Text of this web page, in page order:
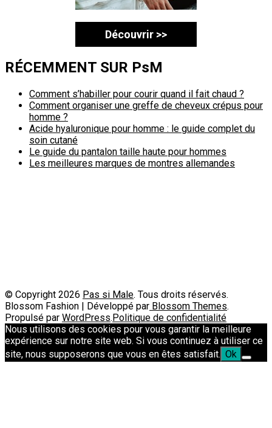
Découvrir >>
RÉCEMMENT SUR PsM
Comment s’habiller pour courir quand il fait chaud ?
Comment organiser une greffe de cheveux crépus pour
homme ?
Acide hyaluronique pour homme : le guide complet du
soin cutané
Le guide du pantalon taille haute pour hommes
Les meilleures marques de montres allemandes
© Copyright 2026 Pas si Male. Tous droits réservés.
Blossom Fashion | Développé par Blossom Themes.
Propulsé par WordPress.Politique de confidentialité
Nous utilisons des cookies pour vous garantir la meilleure
expérience sur notre site web. Si vous continuez à utiliser ce
site, nous supposerons que vous en êtes satisfait. Ok